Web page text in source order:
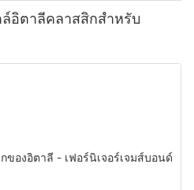
อิตาลีคลาสสิกสำหรับ